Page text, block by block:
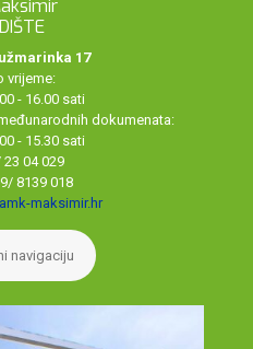
17
vrijeme:
- 16.00 sati
dokumenata:
- 15.30 sati
23 04 029
8139 018
maksimir.hr
navigaciju